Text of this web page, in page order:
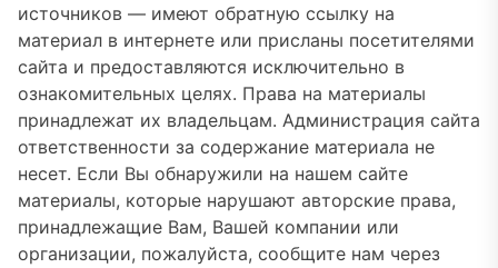
источников — имеют обратную ссылку на
материал в интернете или присланы посетителями
сайта и предоставляются исключительно в
ознакомительных целях. Права на материалы
принадлежат их владельцам. Администрация сайта
ответственности за содержание материала не
несет. Если Вы обнаружили на нашем сайте
материалы, которые нарушают авторские права,
принадлежащие Вам, Вашей компании или
организации, пожалуйста, сообщите нам через